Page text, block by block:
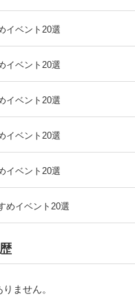
イベント20選
イベント20選
イベント20選
イベント20選
イベント20選
めイベント20選
ません。